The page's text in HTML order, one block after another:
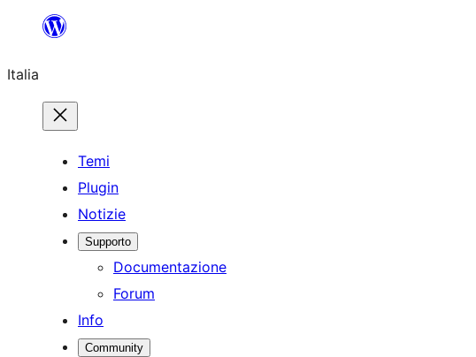
contenuto
Italia
Temi
Plugin
Notizie
Supporto
Documentazione
Forum
Info
Community